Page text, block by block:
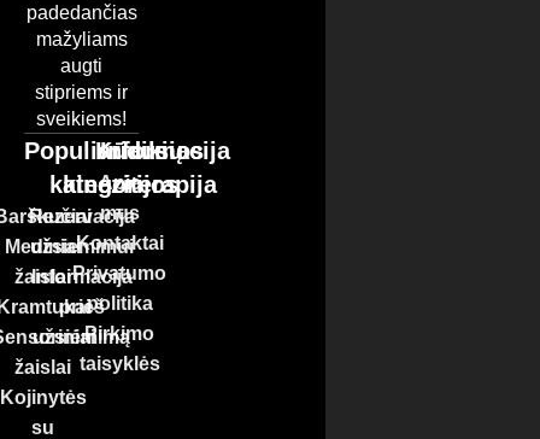
padedančias
mažyliams
augti
stipriems ir
sveikiems!
Populiariausios
kategorijos
Mediniai
žaislai
žaislai
Kojinytės
su
Kūdikių
kineziterapija
Rezervacija
užsiemimui
Informacija
prieš
užsiėmimą
Informacija
Apie
mus
Kontaktai
Privatumo
politika
Pirkimo
taisyklės